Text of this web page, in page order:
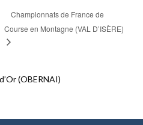
Championnats de France de
Course en Montagne (VAL D’ISÈRE)
(OBERNAI)